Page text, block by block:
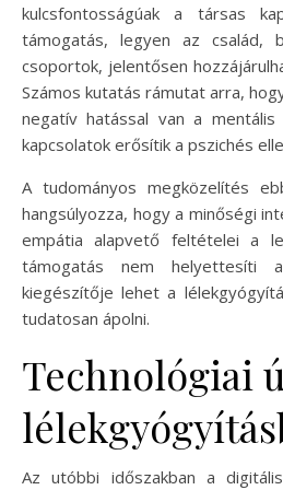
kulcsfontosságúak a társas
támogatás, legyen az család,
csoportok, jelentősen
Számos kutatás rámutat arra,
negatív hatással van a
kapcsolatok erősítik a pszichés
A tudományos megközelítés
hangsúlyozza, hogy a minőségi
empátia alapvető feltételei a
támogatás nem helyettesíti
kiegészítője lehet a
tudatosan ápolni.
Technológiai
Az utóbbi időszakban a